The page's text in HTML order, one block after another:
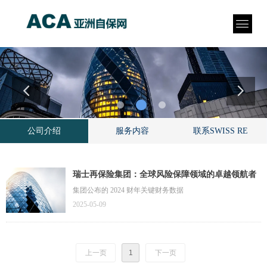
公司介绍 服务内容 联系SWISS RE
瑞士再保险集团：全球风险保障领域的卓越领航者
集团公布的 2024 财年关键财务数据
2025-05-09
上一页 1 下一页